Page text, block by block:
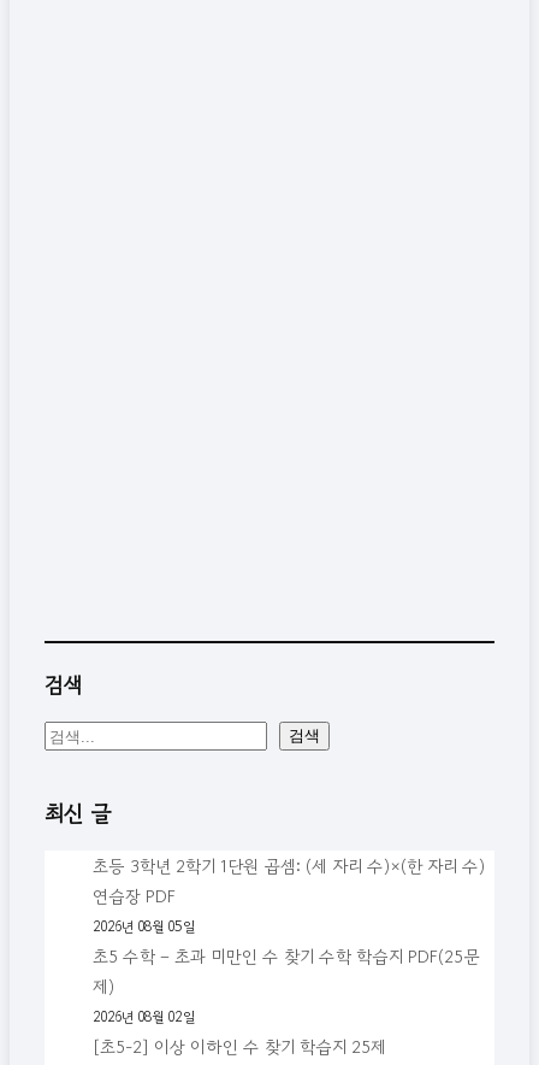
검색
검
검색
최신 글
초등 3학년 2학기 1단원 곱셈: (세 자리 수)×(한 자리 수)
연습장 PDF
2026년 08월 05일
초5 수학 – 초과 미만인 수 찾기 수학 학습지 PDF(25문
제)
2026년 08월 02일
[초5-2] 이상 이하인 수 찾기 학습지 25제